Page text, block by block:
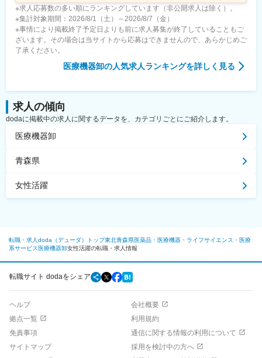
※求人応募数の多い順にランキングしています（非公開求人は除く）。
※集計対象期間：2026/8/1（土）～2026/8/7（金）
※事情により掲載終了予定日よりも前に求人募集が終了していることもご
ざいます。その場合は当サイトから応募はできませんので、あらかじめご
了承ください。
医療機器卸の人気求人ランキングを詳しく見る
求人の傾向
dodaに掲載中の求人に関するデータを、カテゴリごとにご紹介します。
医療機器卸
青森県
女性活躍
転職・求人doda（デューダ）トップ東北青森県医薬品・医療機器・ライフサイエンス・医療
系サービス 医療機器卸女性活躍の転職・求人情報
転職サイト dodaをシェア
ヘルプ
会社概要
拠点一覧
利用規約
免責事項
通信に関する情報の利用について
サイトマップ
採用を検討中の方へ